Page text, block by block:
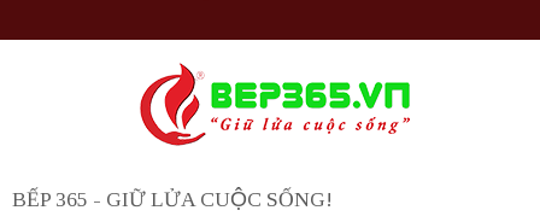
BẾP 365 - GIỮ LỬA CUỘC SỐNG!